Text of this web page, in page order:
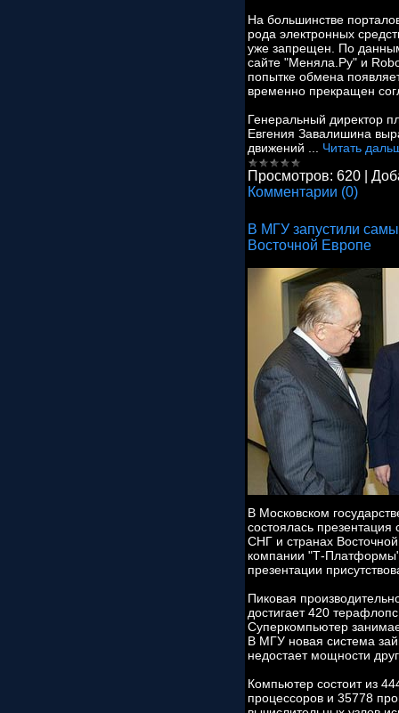
На большинстве
рода электронных
уже запрещен. По
сайте "Меняла.Ру" и
попытке обмена
временно прекращен
Генеральный директор
Евгения Завалишина
движений ... Читать
Просмотров: 620
Комментарии (0)
В МГУ запустили
Восточной Европе
В Московском
состоялась
СНГ и странах
компании "Т-
презентации
Пиковая
достигает 420
Суперкомпьютер
В МГУ новая система
недостает мощности
Компьютер состоит из
процессоров и 35778